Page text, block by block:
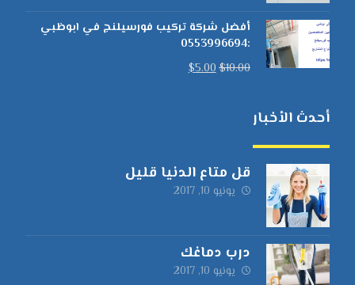
أفضل شركة تركيب فورسيلنج في ابوظبي
:0553996694
$10.00
$5.00
أحدث الأخبار
قل متاع الدنيا قليل
يونيو 10, 2017
درب دماغك
يونيو 10, 2017